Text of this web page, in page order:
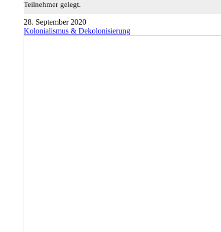
Teilnehmer gelegt.
28. September 2020
Kolonialismus & Dekolonisierung